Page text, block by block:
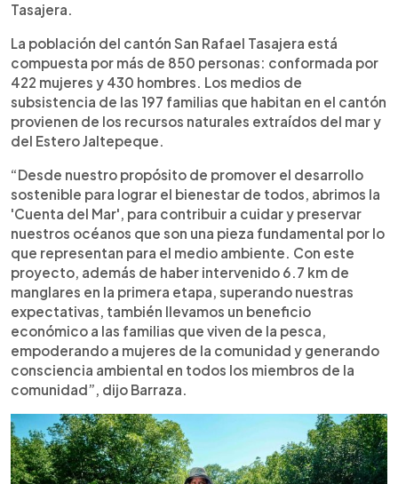
Tasajera.
La población del cantón San Rafael Tasajera está
compuesta por más de 850 personas: conformada por
422 mujeres y 430 hombres. Los medios de
subsistencia de las 197 familias que habitan en el cantón
provienen de los recursos naturales extraídos del mar y
del Estero Jaltepeque.
“Desde nuestro propósito de promover el desarrollo
sostenible para lograr el bienestar de todos, abrimos la
'Cuenta del Mar', para contribuir a cuidar y preservar
nuestros océanos que son una pieza fundamental por lo
que representan para el medio ambiente. Con este
proyecto, además de haber intervenido 6.7 km de
manglares en la primera etapa, superando nuestras
expectativas, también llevamos un beneficio
económico a las familias que viven de la pesca,
empoderando a mujeres de la comunidad y generando
consciencia ambiental en todos los miembros de la
comunidad”, dijo Barraza.